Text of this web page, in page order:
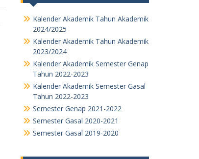
Kalender Akademik Tahun Akademik
2024/2025
Kalender Akademik Tahun Akademik
2023/2024
Kalender Akademik Semester Genap
Tahun 2022-2023
Kalender Akademik Semester Gasal
Tahun 2022-2023
Semester Genap 2021-2022
Semester Gasal 2020-2021
Semester Gasal 2019-2020